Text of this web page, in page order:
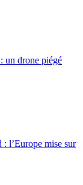
un drone piégé
: l’Europe mise sur